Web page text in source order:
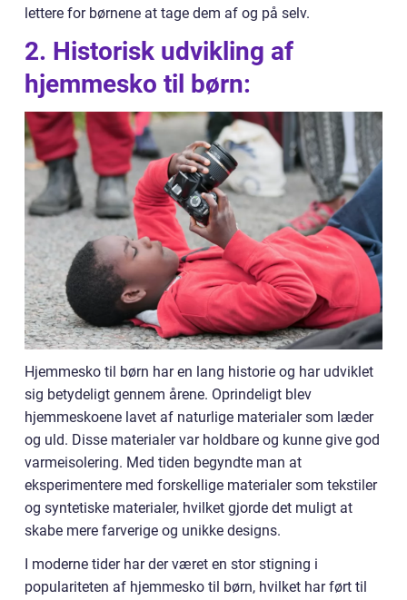
lettere for børnene at tage dem af og på selv.
2. Historisk udvikling af
hjemmesko til børn:
Hjemmesko til børn har en lang historie og har udviklet
sig betydeligt gennem årene. Oprindeligt blev
hjemmeskoene lavet af naturlige materialer som læder
og uld. Disse materialer var holdbare og kunne give god
varmeisolering. Med tiden begyndte man at
eksperimentere med forskellige materialer som tekstiler
og syntetiske materialer, hvilket gjorde det muligt at
skabe mere farverige og unikke designs.
I moderne tider har der været en stor stigning i
populariteten af hjemmesko til børn, hvilket har ført til